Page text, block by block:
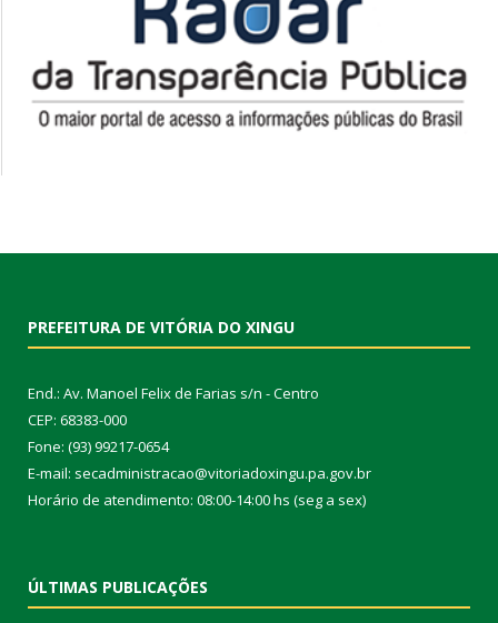
PREFEITURA DE VITÓRIA DO XINGU
End.: Av. Manoel Felix de Farias s/n - Centro
CEP: 68383-000
Fone: (93) 99217-0654
E-mail: secadministracao@vitoriadoxingu.pa.gov.br
Horário de atendimento: 08:00-14:00 hs (seg a sex)
ÚLTIMAS PUBLICAÇÕES